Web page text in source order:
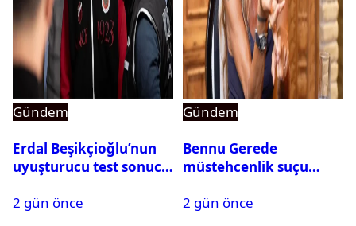
Gündem
Erdal Beşikçioğlu’nun
uyuşturucu test sonucu
2 gün önce
Gündem
Bennu Gerede
müstehcenlik suçu
alındı
2 gün önce